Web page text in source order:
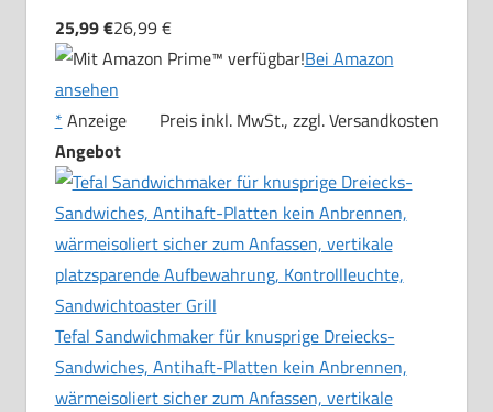
25,99 €26,99 €
Bei Amazon
ansehen
* Anzeige
Preis inkl. MwSt., zzgl. Versandkosten
Angebot
Tefal Sandwichmaker für knusprige Dreiecks-
Sandwiches, Antihaft-Platten kein Anbrennen,
wärmeisoliert sicher zum Anfassen, vertikale